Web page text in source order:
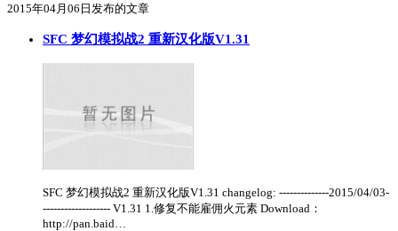
2015年04月06日发布的文章
SFC 梦幻模拟战2 重新汉化版V1.31
SFC 梦幻模拟战2 重新汉化版V1.31 changelog: --------------2015/04/03-
------------------- V1.31 1.修复不能雇佣火元素 Download：
http://pan.baid…